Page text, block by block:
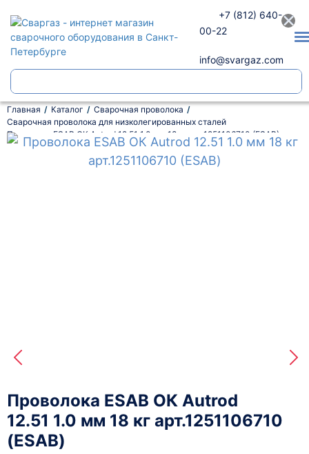
+7 (812) 640-
00-22
info@svargaz.com
Главная Каталог
Сварочная проволока
Сварочная проволока для низколегированных сталей
Проволока ESAB ОК Autrod 12.51 1.0 мм 18 кг арт.1251106710 (ESAB)
Проволока ESAB ОК Autrod
12.51 1.0 мм 18 кг арт.1251106710
(ESAB)
×